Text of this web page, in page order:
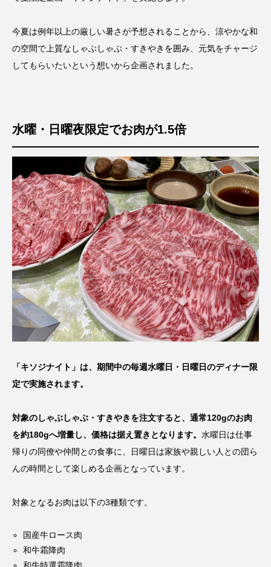
今夏は例年以上の厳しい暑さが予想されることから、涼やかな和
の空間で上質なしゃぶしゃぶ・すきやきを囲み、元気をチャージ
してもらいたいという想いから企画されました。
水曜・日曜夜限定でお肉が1.5倍
「キソジナイト」は、期間中の毎週水曜日・日曜日のディナー限
定で実施されます。
対象のしゃぶしゃぶ・すきやきを注文すると、通常120gのお肉
を約180gへ増量し、価格は据え置きとなります。 水曜日は仕事
帰りの同僚や仲間との食事に、日曜日は家族や親しい人との団ら
んの時間として楽しめる企画となっています。
対象となるお肉は以下の3種類です。
国産牛ロース肉
和牛霜降肉